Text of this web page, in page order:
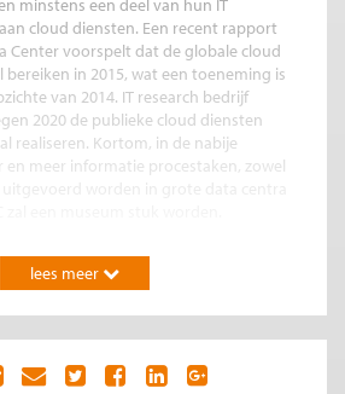
minstens een deel van hun IT
cloud diensten. Een recent rapport
Center voorspelt dat de globale cloud
bereiken in 2015, wat een toeneming is
van 2014. IT research bedrijf
2020 de publieke cloud diensten
realiseren. Kortom, in de nabije
meer informatie procestaken, zowel
de cloud voor email, opslag van
met anderen van inhoud en informatie,
persoonlijke technologie die
en meebrengen naar hun werkplaats
BYOD). Voorbeelden van populaire op
lees meer